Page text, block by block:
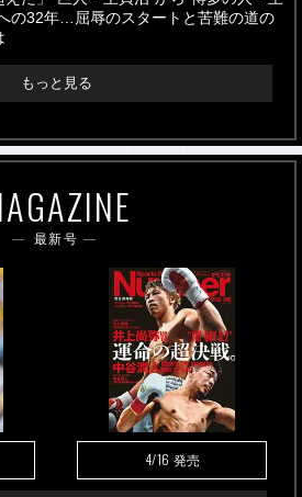
の32年…屈辱のスタートと苦難の道の
もっと見る
最新号
4/16 発売